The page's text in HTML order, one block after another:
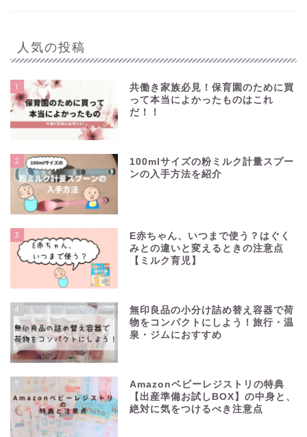
人気の投稿
1
共働き家族必見！保育園のために買
って本当によかったものはこれ
だ！！
2
100mlサイズの粉ミルク計量スプー
ンの入手方法を紹介
3
E赤ちゃん、いつまで使う？はぐく
みとの違いと変えるときの注意点
【ミルク育児】
4
無印良品の小分け詰め替え容器で荷
物をコンパクトにしよう！旅行・温
泉・ジムにおすすめ
5
Amazonベビーレジストリの特典
【出産準備お試しBOX】の中身と、
絶対に気をつけるべき注意点